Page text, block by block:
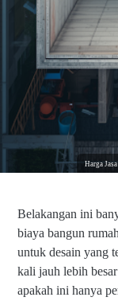
Harga
Belakangan ini
biaya bangun
untuk desain yang
kali jauh lebih
apakah ini hanya